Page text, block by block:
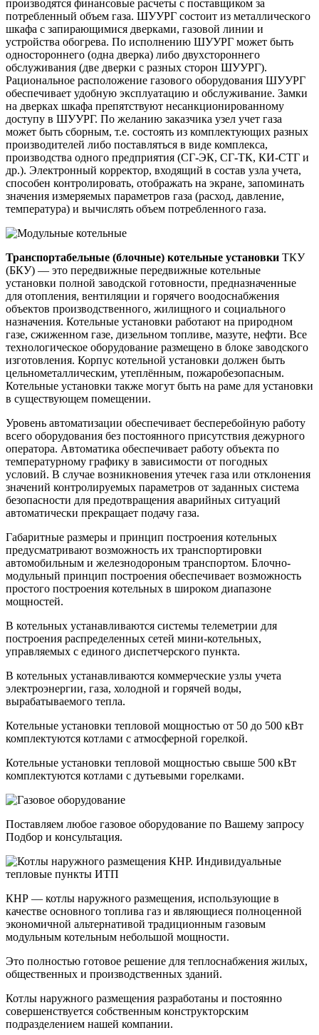
производятся финансовые расчеты с поставщиком за
потребленный объем газа. ШУУРГ состоит из металлического
шкафа с запирающимися дверками, газовой линии и
устройства обогрева. По исполнению ШУУРГ может быть
одностороннего (одна дверка) либо двухстороннего
обслуживания (две дверки с разных сторон ШУУРГ).
Рациональное расположение газового оборудования ШУУРГ
обеспечивает удобную эксплуатацию и обслуживание. Замки
на дверках шкафа препятствуют несанкционированному
доступу в ШУУРГ. По желанию заказчика узел учет газа
может быть сборным, т.е. состоять из комплектующих разных
производителей либо поставляться в виде комплекса,
производства одного предприятия (СГ-ЭК, СГ-ТК, КИ-СТГ и
др.). Электронный корректор, входящий в состав узла учета,
способен контролировать, отображать на экране, запоминать
значения измеряемых параметров газа (расход, давление,
температура) и вычислять объем потребленного газа.
Транспортабельные (блочные) котельные установки ТКУ
(БКУ) — это передвижные передвижные котельные
установки полной заводской готовности, предназначенные
для отопления, вентиляции и горячего воодоснабжения
объектов производственного, жилищного и социального
назначения. Котельные установки работают на природном
газе, сжиженном газе, дизельном топливе, мазуте, нефти. Все
технологическое оборудование размещено в блоке заводского
изготовления. Корпус котельной установки должен быть
цельнометаллическим, утеплённым, пожаробезопасным.
Котельные установки также могут быть на раме для установки
в существующем помещении.
Уровень автоматизации обеспечивает бесперебойную работу
всего оборудования без постоянного присутствия дежурного
оператора. Автоматика обеспечивает работу объекта по
температурному графику в зависимости от погодных
условий. В случае возникновения утечек газа или отклонения
значений контролируемых параметров от заданных система
безопасности для предотвращения аварийных ситуаций
автоматически прекращает подачу газа.
Габаритные размеры и принцип построения котельных
предусматривают возможность их транспортировки
автомобильным и железнодороным транспортом. Блочно-
модульный принцип построения обеспечивает возможность
простого построения котельных в широком диапазоне
мощностей.
В котельных устанавливаются системы телеметрии для
построения распределенных сетей мини-котельных,
управляемых с единого диспетчерского пункта.
В котельных устанавливаются коммерческие узлы учета
электроэнергии, газа, холодной и горячей воды,
вырабатываемого тепла.
Котельные установки тепловой мощностью от 50 до 500 кВт
комплектуются котлами с атмосферной горелкой.
Котельные установки тепловой мощностью свыше 500 кВт
комплектуются котлами с дутьевыми горелками.
Поставляем любое газовое оборудование по Вашему запросу
Подбор и консультация.
КНР — котлы наружного размещения, использующие в
качестве основного топлива газ и являющиеся полноценной
экономичной альтернативой традиционным газовым
модульным котельным небольшой мощности.
Это полностью готовое решение для теплоснабжения жилых,
общественных и производственных зданий.
Котлы наружного размещения разработаны и постоянно
совершенствуется собственным конструкторским
подразделением нашей компании.